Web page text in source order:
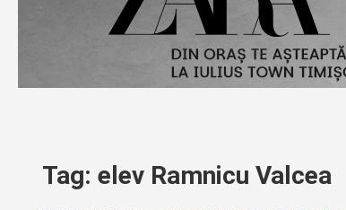
Tag: elev Ramnicu Valcea